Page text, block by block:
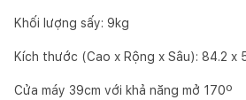
Khối lượng sấy: 9kg
Kích thước (Cao x Rộng x Sâu): 84.2 x
Cửa máy 39cm với khả năng mở 170º